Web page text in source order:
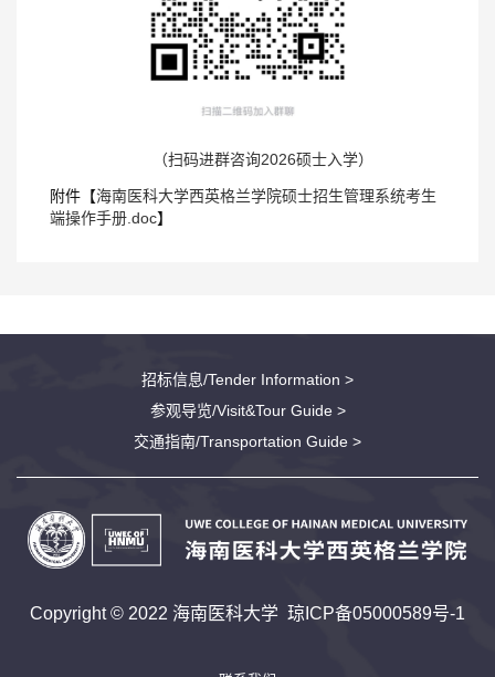
（扫码进群咨询2026硕士入学）
附件【海南医科大学西英格兰学院硕士招生管理系统考生
端操作手册.doc】
招标信息/Tender Information >
参观导览/Visit&Tour Guide >
交通指南/Transportation Guide >
Copyright © 2022 海南医科大学 琼ICP备05000589号-1